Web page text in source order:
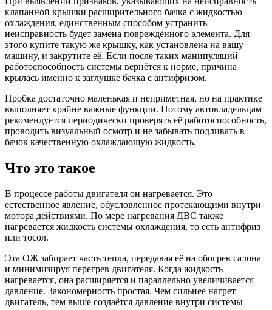
клапанной крышки расширительного бачка с жидкостью
охлаждения, единственным способом устранить
неисправность будет замена повреждённого элемента. Для
этого купите такую же крышку, как установлена на вашу
машину, и закрутите её. Если после таких манипуляций
работоспособность системы вернётся к норме, причина
крылась именно к заглушке бачка с антифризом.
Пробка достаточно маленькая и неприметная, но на практике
выполняет крайне важные функции. Потому автовладельцам
рекомендуется периодически проверять её работоспособность,
проводить визуальный осмотр и не забывать подливать в
бачок качественную охлаждающую жидкость.
Что это такое
В процессе работы двигателя он нагревается. Это
естественное явление, обусловленное протекающими внутри
мотора действиями. По мере нагревания ДВС также
нагревается жидкость системы охлаждения, то есть антифриз
или тосол.
Эта ОЖ забирает часть тепла, передавая её на обогрев салона
и минимизируя перегрев двигателя. Когда жидкость
нагревается, она расширяется и параллельно увеличивается
давление. Закономерность простая. Чем сильнее нагрет
двигатель, тем выше создаётся давление внутри системы